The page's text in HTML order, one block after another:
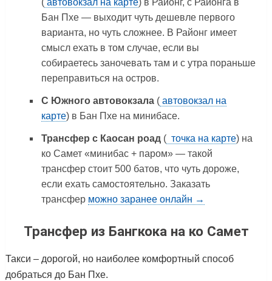
( автовокзал на карте) в Районг, с Районга в
Бан Пхе — выходит чуть дешевле первого
варианта, но чуть сложнее. В Районг имеет
смысл ехать в том случае, если вы
собираетесь заночевать там и с утра пораньше
переправиться на остров.
С Южного автовокзала( автовокзал на
карте) в Бан Пхе на минибасе.
Трансфер с Каосан роад( точка на карте) на
ко Самет «минибас + паром» — такой
трансфер стоит 500 батов, что чуть дороже,
если ехать самостоятельно. Заказать
трансфер можно заранее онлайн →
Трансфер из Бангкока на ко Самет
Такси – дорогой, но наиболее комфортный способ
добраться до Бан Пхе.